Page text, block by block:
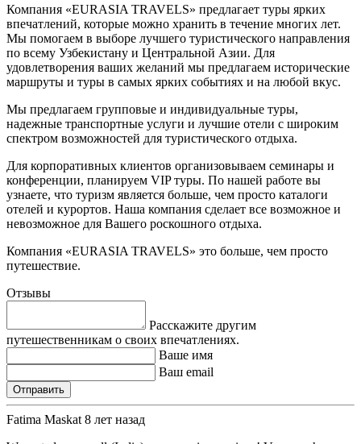
Компания «EURASIA TRAVELS» предлагает туры ярких
впечатлений, которые можно хранить в течение многих лет.
Мы помогаем в выборе лучшего туристического направления
по всему Узбекистану и Центральной Азии. Для
удовлетворения ваших желаний мы предлагаем исторические
маршруты и туры в самых ярких событиях и на любой вкус.
Мы предлагаем групповые и индивидуальные туры,
надежные транспортные услуги и лучшие отели с широким
спектром возможностей для туристического отдыха.
Для корпоративных клиентов организовываем семинары и
конференции, планируем VIP туры. По нашей работе вы
узнаете, что туризм является больше, чем просто каталоги
отелей и курортов. Наша компания сделает все возможное и
невозможное для Вашего роскошного отдыха.
Компания «EURASIA TRAVELS» это больше, чем просто
путешествие.
Отзывы
Расскажите другим
путешественникам о своих впечатлениях.
Ваше имя
Ваш email
Fatima Maskat 8 лет назад